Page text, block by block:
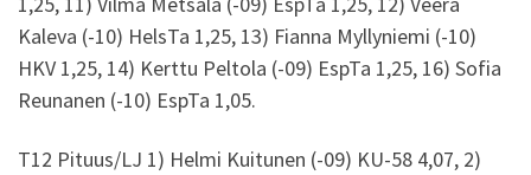
Kaleva (-10) HelsTa 1,25, 13) Fianna Myllyniemi (-10)
HKV 1,25, 14) Kerttu Peltola (-09) EspTa 1,25, 16) Sofia
Reunanen (-10) EspTa 1,05.
T12 Pituus/LJ 1) Helmi Kuitunen (-09) KU-58 4,07, 2)